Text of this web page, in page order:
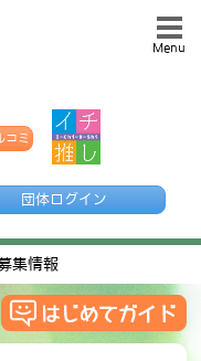
団体ログイン
コミ
Menu
集情報